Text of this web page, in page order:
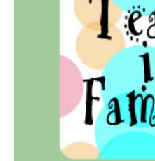
Teatro
Teatro In Famiglia è una
per far condividere e